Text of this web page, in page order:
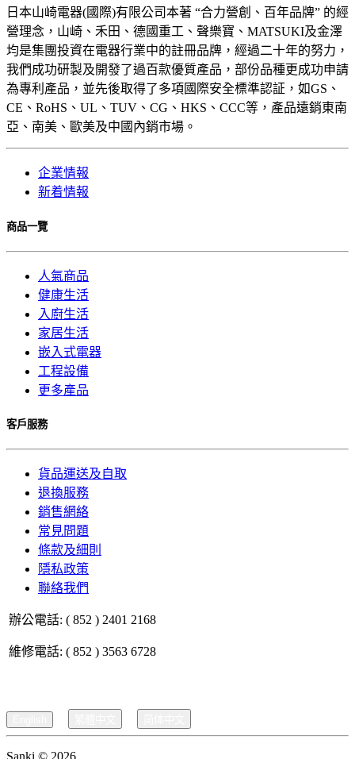
日本山崎電器(國際)有限公司本著 “合力營創、百年品牌” 的經
營理念，山崎、禾田、德國重工、聲樂寶、MATSUKI及金澤
均是集團投資在電器行業中的註冊品牌，經過二十年的努力，
我們成功研製及開發了過百款優質產品，部份品種更成功申請
為專利產品，並先後取得了多項國際安全標準認証，如GS、
CE、RoHS、UL、TUV、CG、HKS、CCC等，產品遠銷東南
亞、南美、歐美及中國內銷市場。
企業情報
新着情報
商品一覽
人氣商品
健康生活
入廚生活
家居生活
嵌入式電器
工程設備
更多產品
客戶服務
貨品運送及自取
退換服務
銷售網絡
常見問題
條款及細則
隱私政策
聯絡我們
辦公電話: ( 852 ) 2401 2168
維修電話: ( 852 ) 3563 6728
Sanki © 2026